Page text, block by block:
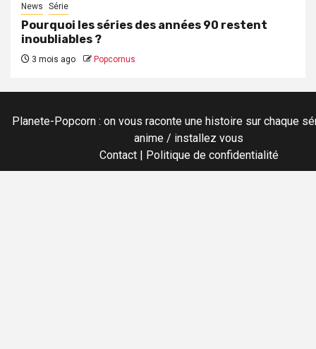
News Série
Pourquoi les séries des années 90 restent
inoubliables ?
3 mois ago Popcornus
Planete-Popcorn : on vous raconte une histoire sur chaque
anime / installez vous
Contact| Politique de confidentialité